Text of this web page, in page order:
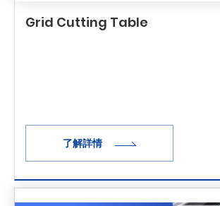
Grid Cutting Table
了解詳情